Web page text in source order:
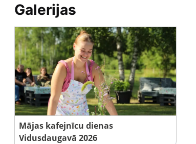
Galerijas
Mājas kafejnīcu dienas
Vidusdaugavā 2026